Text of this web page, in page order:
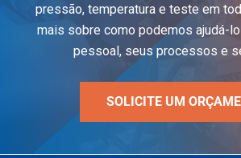
pressão, temperatura e teste em
mais sobre como podemos ajudá-
pessoal, seus processos e
SOLICITE UM